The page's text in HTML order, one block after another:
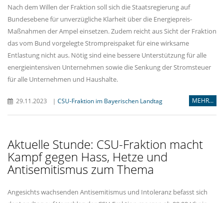
Nach dem Willen der Fraktion soll sich die Staatsregierung auf
Bundesebene für unverzügliche Klarheit über die Energiepreis-
Maßnahmen der Ampel einsetzen. Zudem reicht aus Sicht der Fraktion
das vom Bund vorgelegte Strompreispaket für eine wirksame
Entlastung nicht aus. Nötig sind eine bessere Unterstützung für alle
energieintensiven Unternehmen sowie die Senkung der Stromsteuer
für alle Unternehmen und Haushalte.
29.11.2023 | CSU-Fraktion im Bayerischen Landtag MEHR...
Aktuelle Stunde: CSU-Fraktion macht
Kampf gegen Hass, Hetze und
Antisemitismus zum Thema
Angesichts wachsenden Antisemitismus und Intoleranz befasst sich